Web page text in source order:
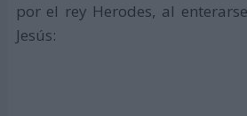
por el rey Herodes, al
Jesús: